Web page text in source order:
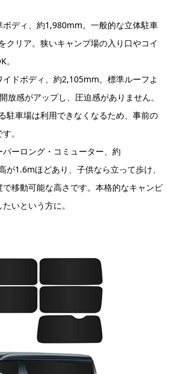
ボディ、約1,980mm。一般的な立体駐車
クリア。狭いキャンプ場の入り口やコイ
。
イドボディ、約2,105mm。標準ルーフよ
放感がアップし、圧迫感がありません。
駐車場は利用できなくなるため、事前の
。
ーロング・コミューター、約
が1.6mほどあり、子供なら立って歩け、
で移動可能な高さです。本格的なキャンピ
いという方に。